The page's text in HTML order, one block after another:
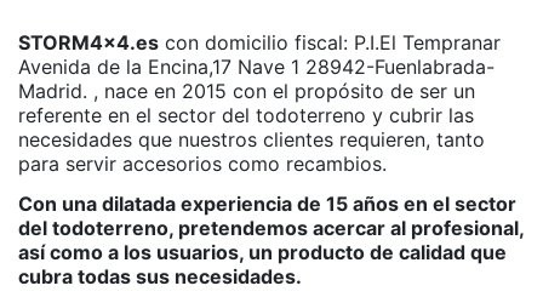
STORM4x4.es con domicilio fiscal: P.I.El Tempranar
Avenida de la Encina,17 Nave 1 28942-Fuenlabrada-
Madrid. , nace en 2015 con el propósito de ser un
referente en el sector del todoterreno y cubrir las
necesidades que nuestros clientes requieren, tanto
para servir accesorios como recambios.
Con una dilatada experiencia de 15 años en el sector
del todoterreno, pretendemos acercar al profesional,
así como a los usuarios, un producto de calidad que
cubra todas sus necesidades.